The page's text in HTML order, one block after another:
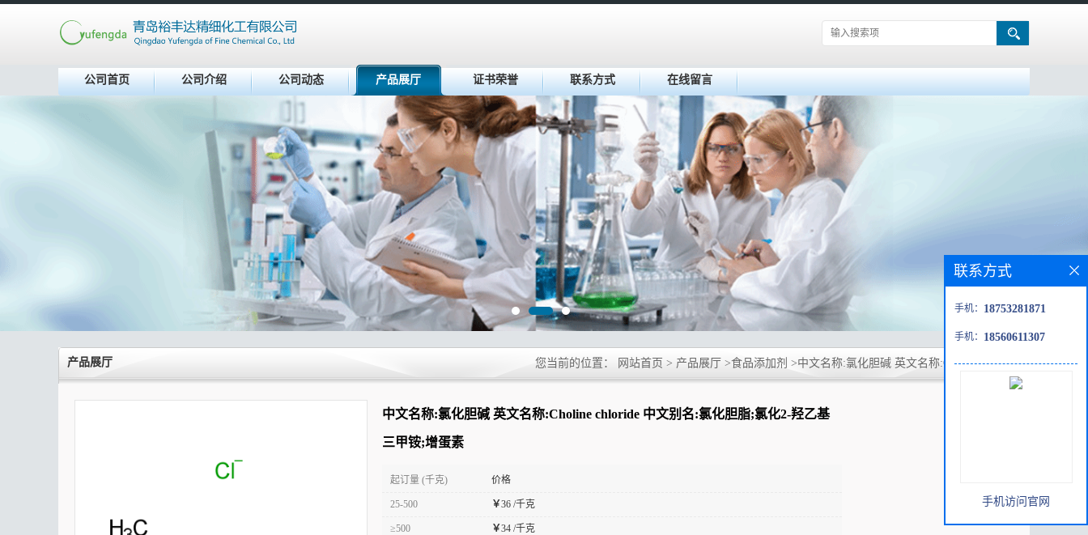
公司首页 公司介绍 公司动态 产品展厅 证书荣誉 联系方式 在线留言
产品展厅 您当前的位置： 网站首页 > 产品展厅 >食品添加剂 >中文名称:氯化胆碱 英文名称:Choline chloride
中文名称:氯化胆碱 英文名称:Choline chloride 中文别名:氯化胆脂;氯化2-羟乙基
三甲铵;增蛋素
起订量 (千克) 价格
25-500 ￥36 /千克
≥500 ￥34 /千克
联系方式
手机： 18753281871
手机： 18560611307
手机访问官网